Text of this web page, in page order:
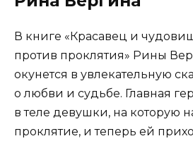
В книге «Красавец и
против проклятия» Рины
окунется в увлекательную
о любви и судьбе. Главная
в теле девушки, на которую
проклятие, и теперь ей